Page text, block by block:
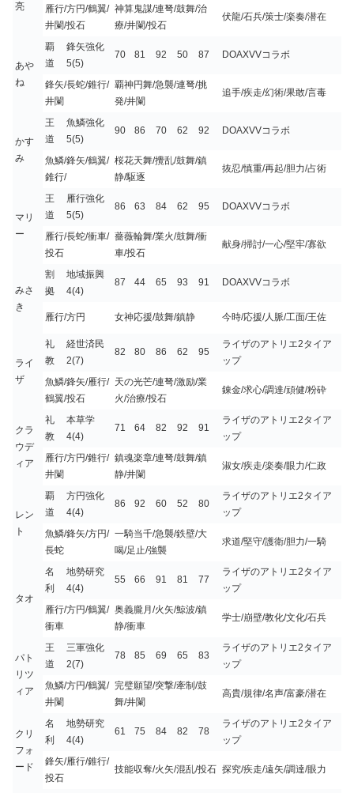
亮
雁行/方円/鶴翼/
井闌/投石
神算鬼謀/連弩/鼓舞/治
療/井闌/投石
伏龍/石兵/策士/楽奏/潜在
あや
ね
覇
道
鋒矢強化
5(5)
70 81 92 50 87 DOAXVVコラボ
鋒矢/長蛇/錐行/
井闌
覇神円舞/急襲/連弩/挑
発/井闌
追手/疾走/幻術/果敢/言毒
かす
み
王
道
魚鱗強化
5(5)
90 86 70 62 92 DOAXVVコラボ
魚鱗/鋒矢/鶴翼/
錐行/
桜花天舞/攪乱/鼓舞/鎮
静/駆逐
抜忍/慎重/再起/胆力/占術
マリ
ー
王
道
雁行強化
5(5)
86 63 84 62 95 DOAXVVコラボ
雁行/長蛇/衝車/
投石
薔薇輪舞/業火/鼓舞/衝
車/投石
献身/掃討/一心/堅牢/寡欲
みさ
き
割
拠
地域振興
4(4)
87 44 65 93 91 DOAXVVコラボ
雁行/方円 女神応援/鼓舞/鎮静 今時/応援/人脈/工面/王佐
ライ
ザ
礼
教
経世済民
2(7)
82 80 86 62 95
ライザのアトリエ2タイア
ップ
魚鱗/鋒矢/雁行/
鶴翼/投石
天の光芒/連弩/激励/業
火/治療/投石
錬金/求心/調達/頑健/粉砕
クラ
ウデ
ィア
礼
教
本草学
4(4)
71 64 82 92 91
ライザのアトリエ2タイア
ップ
雁行/方円/錐行/
井闌
鎮魂楽章/連弩/鼓舞/鎮
静/井闌
淑女/疾走/楽奏/眼力/仁政
レン
ト
覇
道
方円強化
4(4)
86 92 60 52 80
ライザのアトリエ2タイア
ップ
魚鱗/鋒矢/方円/
長蛇
一騎当千/急襲/鉄壁/大
喝/足止/強襲
求道/堅守/護衛/胆力/一騎
タオ
名
利
地勢研究
4(4)
55 66 91 81 77
ライザのアトリエ2タイア
ップ
雁行/方円/鶴翼/
衝車
奥義朧月/火矢/鯨波/鎮
静/衝車
学士/崩壁/教化/文化/石兵
パト
リツ
ィア
王
道
三軍強化
2(7)
78 85 69 65 83
ライザのアトリエ2タイア
ップ
魚鱗/方円/鶴翼/
井闌
完璧願望/突撃/牽制/鼓
舞/井闌
高貴/規律/名声/富豪/潜在
クリ
フォ
ード
名
利
地勢研究
4(4)
61 75 84 82 78
ライザのアトリエ2タイア
ップ
鋒矢/雁行/錐行/
投石
技能収奪/火矢/混乱/投石 探究/疾走/遠矢/調達/眼力